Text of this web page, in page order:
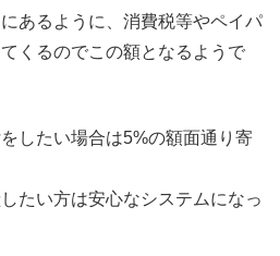
あるように、消費税等やペイパ
くるのでこの額となるようで
したい場合は5%の額面通り寄
たい方は安心なシステムになっ